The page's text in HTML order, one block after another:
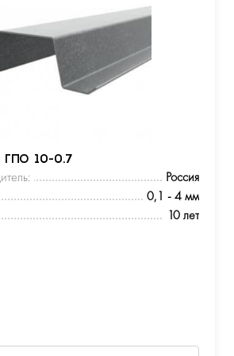
ГПО 10-0.7
Россия
0,1 - 4 мм
10 лет